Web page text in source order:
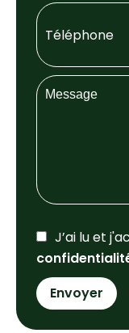
J’ai lu et
Envoyer